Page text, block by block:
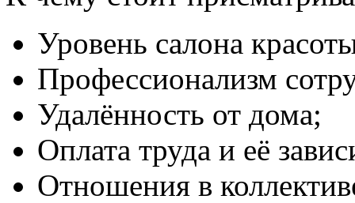
Уровень салона
Профессионализм
Удалённость от дома;
Оплата труда и её
Отношения в